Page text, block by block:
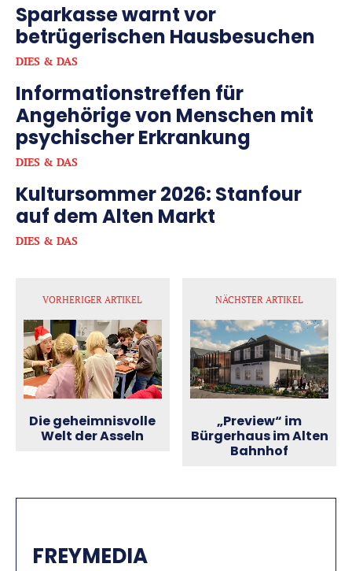
Sparkasse warnt vor
betrügerischen Hausbesuchen
DIES & DAS
Informationstreffen für
Angehörige von Menschen mit
psychischer Erkrankung
DIES & DAS
Kultursommer 2026: Stanfour
auf dem Alten Markt
DIES & DAS
VORHERIGER ARTIKEL
Die geheimnisvolle
Welt der Asseln
NÄCHSTER ARTIKEL
„Preview“ im
Bürgerhaus im Alten
Bahnhof
FREYMEDIA